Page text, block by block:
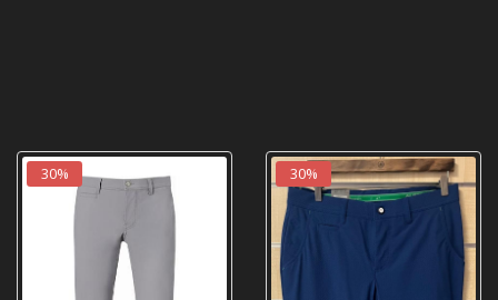
30% 30%